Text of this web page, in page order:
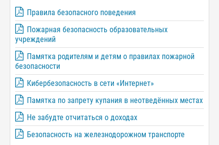
Правила безопасного поведения
Пожарная безопасность образовательных
учреждений
Памятка родителям и детям о правилах пожарной
безопасности
Кибербезопасность в сети «Интернет»
Памятка по запрету купания в неотведённых местах
Не забудте отчитаться о доходах
Безопасность на железнодорожном транспорте